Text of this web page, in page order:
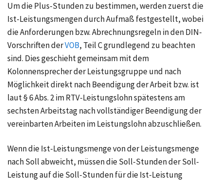
Um die Plus-Stunden zu bestimmen, werden zuerst die
Ist-Leistungsmengen durch Aufmaß festgestellt, wobei
die Anforderungen bzw. Abrechnungsregeln in den DIN-
Vorschriften derVOB, Teil C grundlegend zu beachten
sind. Dies geschieht gemeinsam mit dem
Kolonnensprecher der Leistungsgruppe und nach
Möglichkeit direkt nach Beendigung der Arbeit bzw. ist
laut § 6 Abs. 2 im RTV-Leistungslohn spätestens am
sechsten Arbeitstag nach vollständiger Beendigung der
vereinbarten Arbeiten im Leistungslohn abzuschließen.
Wenn die Ist-Leistungsmenge von der Leistungsmenge
nach Soll abweicht, müssen die Soll-Stunden der Soll-
Leistung auf die Soll-Stunden für die Ist-Leistung